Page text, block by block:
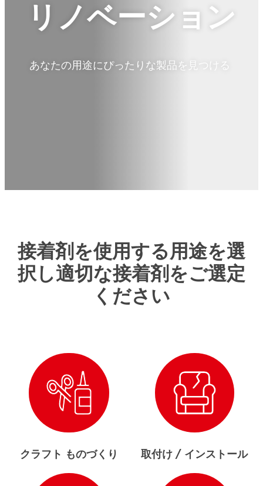
リノベーション
あなたの用途にぴったりな製品を見つける
接着剤を使用する用途を選
択し適切な接着剤をご選定
ください
クラフト ものづくり 取付け / インストール